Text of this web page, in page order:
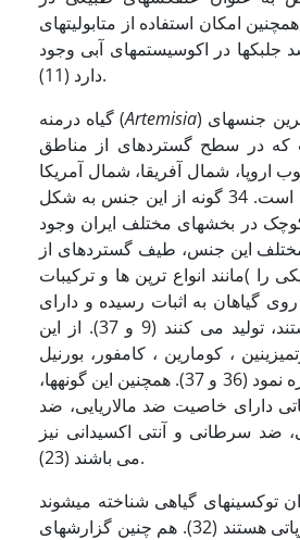
امکان استفاده از متابولیت­های
جلبک­ها در اکوسیستم­های آبی وجود
دارد (11).
گیاه درمنه (Artemisia) از بزرگ­ترین و متنوع­ترین جنس­های
که در سطح گسترده­ای از مناطق
اروپا، شمال آفریقا، شمال آمریکا
و ایران) پراکنده شده است. 34 گونه از این جنس به شکل
کوچک در بخش­های مختلف ایران وجود
مختلف این جنس، طیف گسترده­ای از
را )مانند انواع ترپن ها و ترکیبات
گیاهان به اثبات رسیده و دارای
خاصیت آللوپاتیک هستند، تولید می کنند (9 و 37). از این
، کومارین ، کامفور، بورنیل
استات و سینئول اشاره نمود (36 و 37). هم­چنین این گونه­ها،
دارای خاصیت ضد مالاریایی، ضد
ضد سرطانی و آنتی اکسیدانی نیز
می باشند (23).
توکسین­های گیاهی شناخته می­شوند
که مسئول اثرات آللوپاتی هستند (32). هم چنین گزارش­های